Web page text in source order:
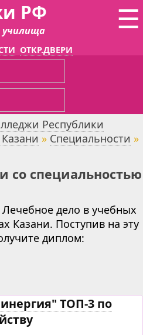
☰
РФ
ОТКР.ДВЕРИ
Республики
» Специальности »
со специальностью
дело в учебных
Казани. Поступив на эту
диплом:
ТОП-3 по